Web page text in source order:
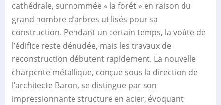
cathédrale, surnommée « la forêt » en raison du
grand nombre d’arbres utilisés pour sa
construction. Pendant un certain temps, la voûte de
l’édifice reste dénudée, mais les travaux de
reconstruction débutent rapidement. La nouvelle
charpente métallique, conçue sous la direction de
l’architecte Baron, se distingue par son
impressionnante structure en acier, évoquant